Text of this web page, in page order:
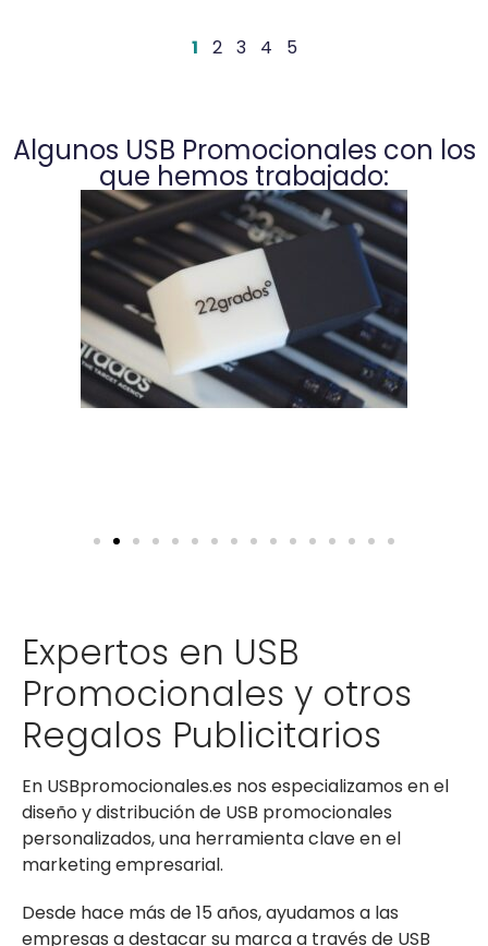
1 2 3 4 5
Algunos USB Promocionales con los
que hemos trabajado:
Expertos en USB
Promocionales y otros
Regalos Publicitarios
En USBpromocionales.es nos especializamos en el
diseño y distribución de USB promocionales
personalizados, una herramienta clave en el
marketing empresarial.
Desde hace más de 15 años, ayudamos a las
empresas a destacar su marca a través de USB